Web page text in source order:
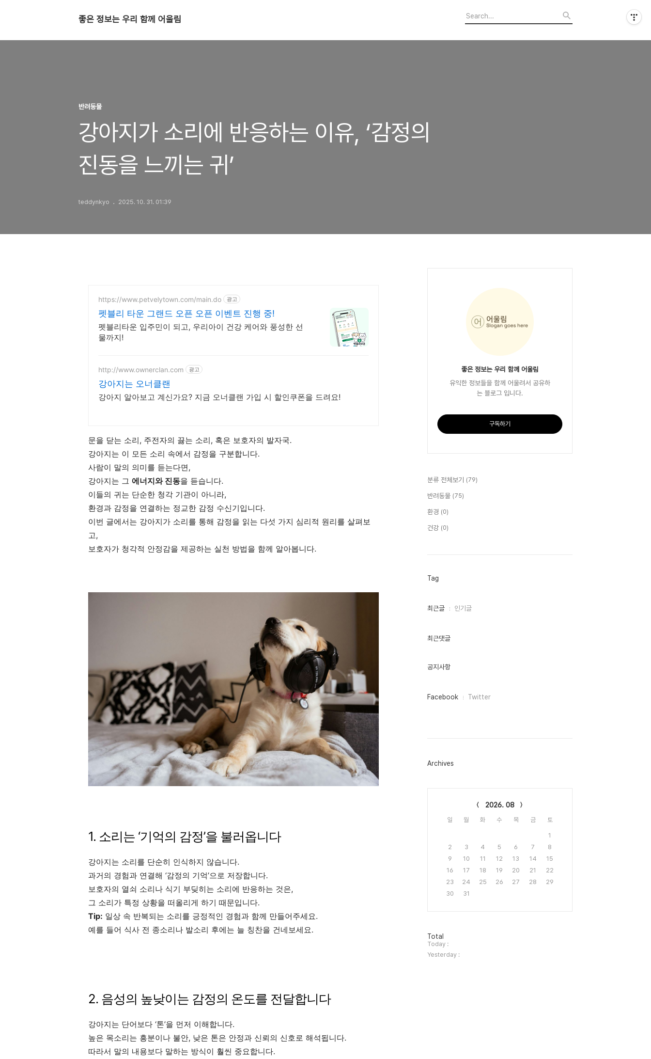
좋은 정보는 우리 함께 어울림
반려동물
강아지가 소리에 반응하는 이유, ‘감정의
진동을 느끼는 귀’
teddynkyo 2025. 10. 31. 01:39
https://www.petvelytown.com/main.do 광고
펫블리 타운 그랜드 오픈 오픈 이벤트 진행 중!
펫블리타운 입주민이 되고, 우리아이 건강 케어와 풍성한 선
물까지!
http://www.ownerclan.com 광고
강아지는 오너클랜
강아지 알아보고 계신가요? 지금 오너클랜 가입 시 할인쿠폰을 드려요!
문을 닫는 소리, 주전자의 끓는 소리, 혹은 보호자의 발자국.
강아지는 이 모든 소리 속에서 감정을 구분합니다.
사람이 말의 의미를 듣는다면,
강아지는 그 에너지와 진동을 듣습니다.
이들의 귀는 단순한 청각 기관이 아니라,
환경과 감정을 연결하는 정교한 감정 수신기입니다.
이번 글에서는 강아지가 소리를 통해 감정을 읽는 다섯 가지 심리적 원리를 살펴보
고,
보호자가 청각적 안정감을 제공하는 실천 방법을 함께 알아봅니다.
1. 소리는 ‘기억의 감정’을 불러옵니다
강아지는 소리를 단순히 인식하지 않습니다.
과거의 경험과 연결해 ‘감정의 기억’으로 저장합니다.
보호자의 열쇠 소리나 식기 부딪히는 소리에 반응하는 것은,
그 소리가 특정 상황을 떠올리게 하기 때문입니다.
Tip: 일상 속 반복되는 소리를 긍정적인 경험과 함께 만들어주세요.
예를 들어 식사 전 종소리나 발소리 후에는 늘 칭찬을 건네보세요.
2. 음성의 높낮이는 감정의 온도를 전달합니다
강아지는 단어보다 ‘톤’을 먼저 이해합니다.
높은 목소리는 흥분이나 불안, 낮은 톤은 안정과 신뢰의 신호로 해석됩니다.
따라서 말의 내용보다 말하는 방식이 훨씬 중요합니다.
좋은 정보는 우리 함께 어울림
유익한 정보들을 함께 어울려서 공유하
는 블로그 입니다.
구독하기
분류 전체보기 (79)
반려동물 (75)
환경 (0)
건강 (0)
Tag
최
인
최근글 인기글
최근댓글
공지사항
페
그
Facebook Twitter
Archives
2026. 08
일 월 화 수 목 금 토
1
2
3 4 5 6 7
8
9
10 11 12 13 14
15
16
17 18 19 20 21
22
23
24 25 26 27 28
29
30
31
방
문
자
수
Total
Today :
Yesterday :